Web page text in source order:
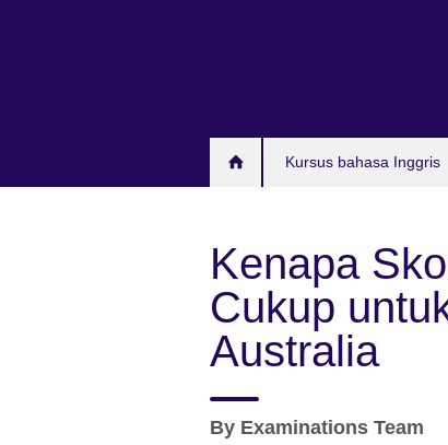
Kursus bahasa Inggris
Kenapa
Cukup
Australia
By Examinations Team